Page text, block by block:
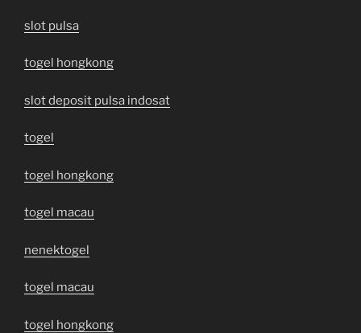
slot pulsa
togel hongkong
slot deposit pulsa indosat
togel
togel hongkong
togel macau
nenektogel
togel macau
togel hongkong